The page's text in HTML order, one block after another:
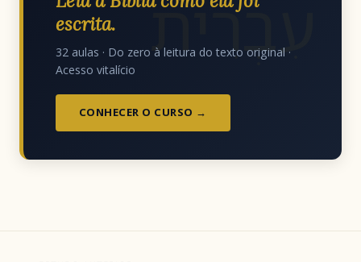
עִבְרִית
escrita.
32 aulas · Do zero à leitura do texto original ·
Acesso vitalício
CONHECER O CURSO →